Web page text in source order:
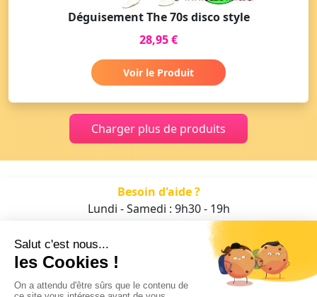
Déguisement The 70s disco style
28,95 €
Voir le Produit
Charger plus de produits
Besoin d'aide ?
Lundi - Samedi : 9h30 - 19h